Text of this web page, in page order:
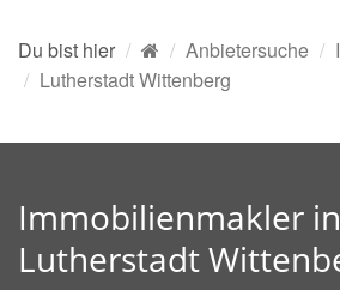
Du bist hier Anbietersuche
Lutherstadt Wittenberg
Immobilienmakler in
Lutherstadt